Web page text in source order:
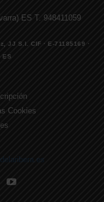
ES T. 948411059
JJ S.I. CIF · E-71185169 ·
ES
Cookies